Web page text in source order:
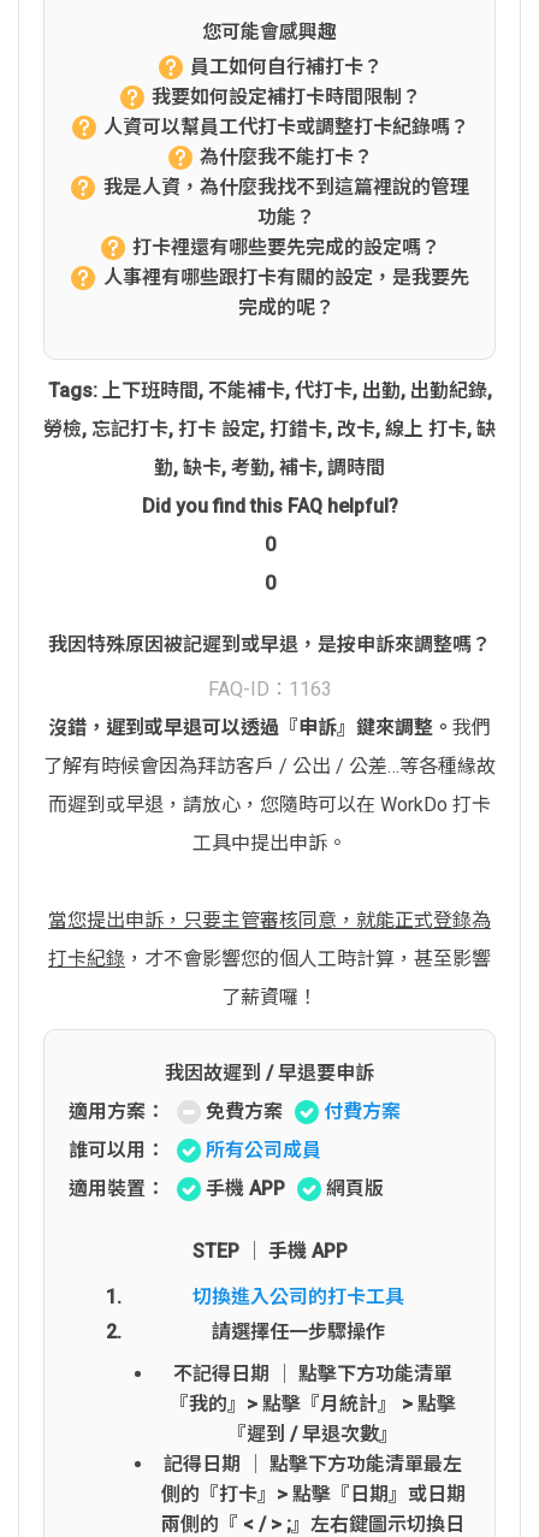
您可能會感興趣
員工如何自行補打卡？
我要如何設定補打卡時間限制？
人資可以幫員工代打卡或調整打卡紀錄嗎？
為什麼我不能打卡？
我是人資，為什麼我找不到這篇裡說的管理
功能？
打卡裡還有哪些要先完成的設定嗎？
人事裡有哪些跟打卡有關的設定，是我要先
完成的呢？
Tags: 上下班時間 , 不能補卡, 代打卡, 出勤, 出勤紀錄,
勞檢, 忘記打卡, 打卡 設定, 打錯卡, 改卡, 線上 打卡, 缺
勤, 缺卡, 考勤, 補卡, 調時間
Did you find this FAQ helpful?
0
0
我因特殊原因被記遲到或早退，是按申訴來調整嗎？
FAQ-ID：1163
沒錯，遲到或早退可以透過『申訴』鍵來調整。 我們
了解有時候會因為拜訪客戶 / 公出 / 公差…等各種緣故
而遲到或早退，請放心，您隨時可以在 WorkDo 打卡
工具中提出申訴。
當您提出申訴，只要主管審核同意，就能正式登錄為
打卡紀錄 ，才不會影響您的個人工時計算，甚至影響
了薪資囉！
我因故遲到 / 早退要申訴
適用方案：
免費方案
付費方案
誰可以用：
所有公司成員
適用裝置：
手機 APP 網頁版
STEP │ 手機 APP
切換進入公司的打卡工具
請選擇任一步驟操作
不記得日期 │ 點擊下方功能清單
『我的』> 點擊『月統計』 > 點擊
『遲到 / 早退次數』
記得日期 │ 點擊下方功能清單最左
側的『打卡』> 點擊『日期』或日期
兩側的『 < / > ;』左右鍵圖示切換日